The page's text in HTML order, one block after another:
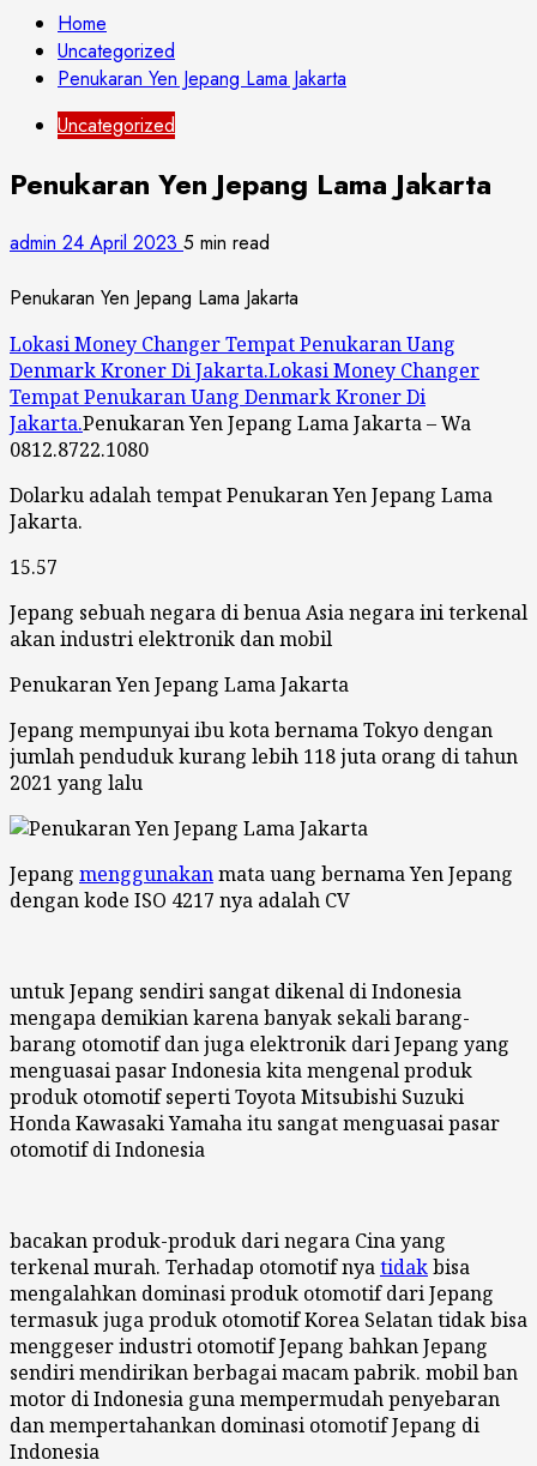
Home
Uncategorized
Penukaran Yen Jepang Lama Jakarta
Uncategorized
Penukaran Yen Jepang Lama Jakarta
admin 24 April 2023 5 min read
Penukaran Yen Jepang Lama Jakarta
Lokasi Money Changer Tempat Penukaran Uang
Denmark Kroner Di Jakarta.Lokasi Money Changer
Tempat Penukaran Uang Denmark Kroner Di
Jakarta.Penukaran Yen Jepang Lama Jakarta – Wa
0812.8722.1080
Dolarku adalah tempat Penukaran Yen Jepang Lama
Jakarta.
15.57
Jepang sebuah negara di benua Asia negara ini terkenal
akan industri elektronik dan mobil
Penukaran Yen Jepang Lama Jakarta
Jepang mempunyai ibu kota bernama Tokyo dengan
jumlah penduduk kurang lebih 118 juta orang di tahun
2021 yang lalu
Jepang menggunakanmata uang bernama Yen Jepang
dengan kode ISO 4217 nya adalah CV
untuk Jepang sendiri sangat dikenal di Indonesia
mengapa demikian karena banyak sekali barang-
barang otomotif dan juga elektronik dari Jepang yang
menguasai pasar Indonesia kita mengenal produk
produk otomotif seperti Toyota Mitsubishi Suzuki
Honda Kawasaki Yamaha itu sangat menguasai pasar
otomotif di Indonesia
bacakan produk-produk dari negara Cina yang
terkenal murah. Terhadap otomotif nyatidakbisa
mengalahkan dominasi produk otomotif dari Jepang
termasuk juga produk otomotif Korea Selatan tidak bisa
menggeser industri otomotif Jepang bahkan Jepang
sendiri mendirikan berbagai macam pabrik. mobil ban
motor di Indonesia guna mempermudah penyebaran
dan mempertahankan dominasi otomotif Jepang di
Indonesia